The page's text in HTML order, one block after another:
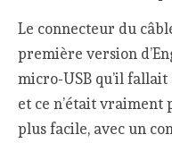
Le connecteur du
première version
micro-USB qu’il
et ce n’était vraiment
plus facile, avec un